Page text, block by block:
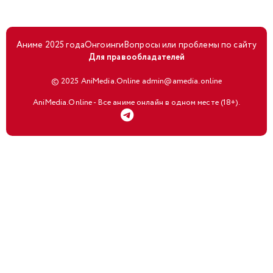
Аниме 2025 годаОнгоингиВопросы или проблемы по сайту
Для правообладателей
© 2025 AniMedia.Online admin@amedia.online
AniMedia.Online - Все аниме онлайн в одном месте (18+).